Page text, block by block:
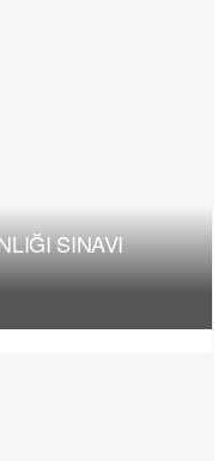
SINAVI